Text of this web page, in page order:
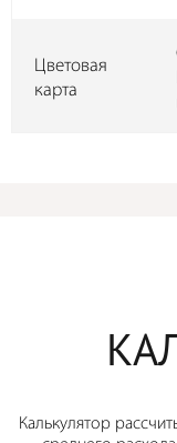
Цветовая
карта
Калькулятор